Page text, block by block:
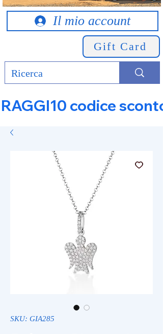
Il mio account
Gift Card
RAGGI10 codice
SKU: GIA285